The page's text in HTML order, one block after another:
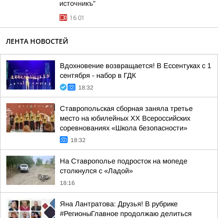
источникъ"
16:01
ЛЕНТА НОВОСТЕЙ
Вдохновение возвращается! В Ессентуках с 1
сентября - набор в ГДК
18:32
Ставропольская сборная заняла третье
место на юбилейных XX Всероссийских
соревнованиях «Школа безопасности»
18:32
На Ставрополье подросток на мопеде
столкнулся с «Ладой»
18:16
Яна Лантратова: Друзья! В рубрике
#РегионыГлавное продолжаю делиться